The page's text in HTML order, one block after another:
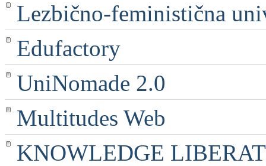
Lezbično-feministična
Edufactory
UniNomade 2.0
Multitudes Web
KNOWLEDGE